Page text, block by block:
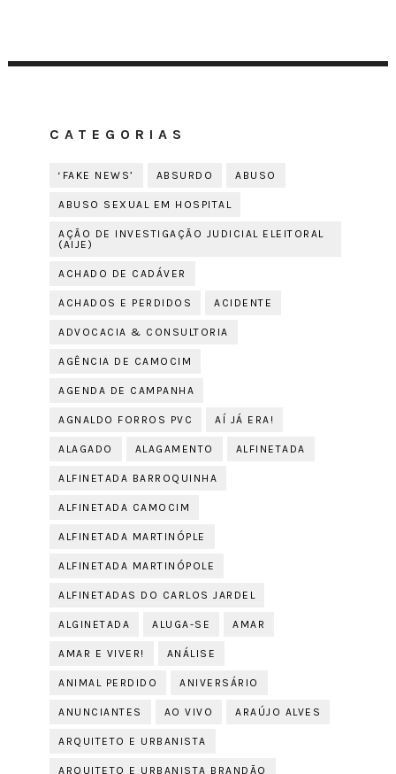
CATEGORIAS
‘FAKE NEWS’ ABSURDO ABUSO
ABUSO SEXUAL EM HOSPITAL
AÇÃO DE INVESTIGAÇÃO JUDICIAL ELEITORAL
(AIJE)
ACHADO DE CADÁVER
ACHADOS E PERDIDOS ACIDENTE
ADVOCACIA & CONSULTORIA
AGÊNCIA DE CAMOCIM
AGENDA DE CAMPANHA
AGNALDO FORROS PVC AÍ JÁ ERA!
ALAGADO ALAGAMENTO ALFINETADA
ALFINETADA BARROQUINHA
ALFINETADA CAMOCIM
ALFINETADA MARTINÓPLE
ALFINETADA MARTINÓPOLE
ALFINETADAS DO CARLOS JARDEL
ALGINETADA ALUGA-SE AMAR
AMAR E VIVER! ANÁLISE
ANIMAL PERDIDO ANIVERSÁRIO
ANUNCIANTES AO VIVO ARAÚJO ALVES
ARQUITETO E URBANISTA
ARQUITETO E URBANISTA BRANDÃO